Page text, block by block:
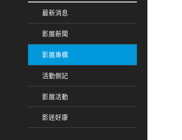
最新消息
影展新聞
影展專欄
活動側記
影展活動
影迷好康